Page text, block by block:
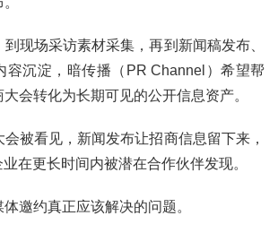
现场采访素材采集，再到新闻稿发布、
容沉淀，暗传播（PR Channel）希望帮
会转化为长期可见的公开信息资产。
被看见，新闻发布让招商信息留下来，
在更长时间内被潜在合作伙伴发现。
邀约真正应该解决的问题。